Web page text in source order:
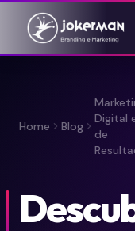
Home Blog
Digital
de